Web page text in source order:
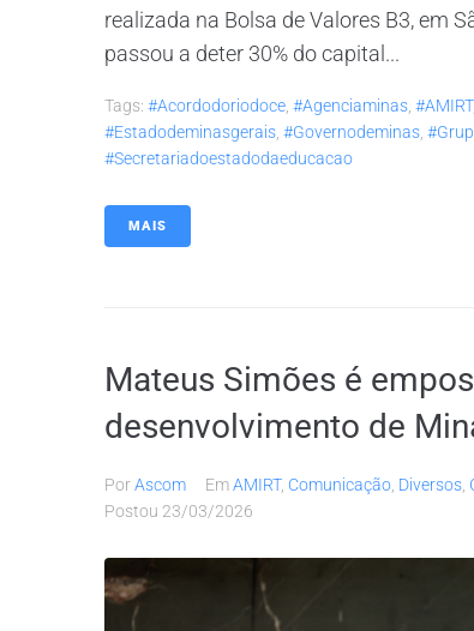
realizada na Bolsa de Valores B3, em
passou a deter 30% do capital...
Tags: #acordodoriodoce #agenciaminas #AMIRT,
#estadodeminasgerais #governodeminas
#secretariadoestadodaeducacao
MAIS
Mateus Simões é
desenvolvimento de
PorAscom EmAMIRT, Comunicação Diversos
Postou 23/03/2026